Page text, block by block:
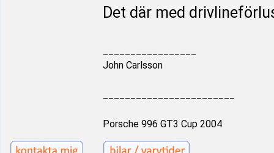
Det där med
John Carlsson
Porsche 996 GT3 Cup 2004